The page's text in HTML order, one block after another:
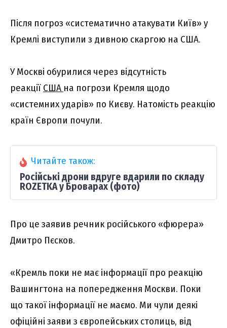
Після погроз «систематично атакувати Київ» у
Кремлі виступили з дивною скаргою на США.
У Москві обурилися через відсутність
реакції США на погрози Кремля щодо
«системних ударів» по Києву. Натомість реакцію
країн Європи почули.
Читайте також:
Російські дрони вдруге вдарили по складу
ROZETKA у Броварах (фото)
Про це заявив речник російського «фюрера»
Дмитро Пєсков.
«Кремль поки не має інформації про реакцію
Вашингтона на попередження Москви. Поки
що такої інформації не маємо. Ми чули деякі
офіційні заяви з європейських столиць, від